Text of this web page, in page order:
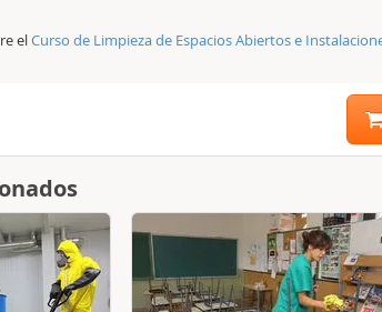
elCurso de Limpieza de Espacios Abiertos e